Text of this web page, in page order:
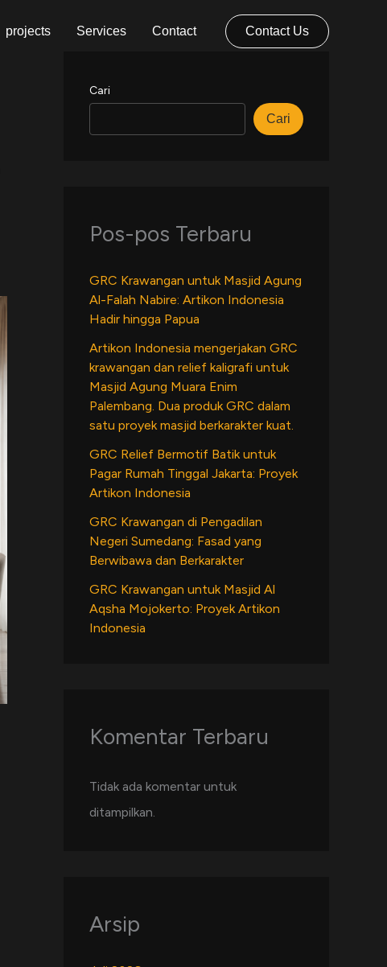
projects Services Contact Contact Us
Cari
Cari
Pos-pos Terbaru
GRC Krawangan untuk Masjid Agung
Al-Falah Nabire: Artikon Indonesia
Hadir hingga Papua
Artikon Indonesia mengerjakan GRC
krawangan dan relief kaligrafi untuk
Masjid Agung Muara Enim
Palembang. Dua produk GRC dalam
satu proyek masjid berkarakter kuat.
GRC Relief Bermotif Batik untuk
Pagar Rumah Tinggal Jakarta: Proyek
Artikon Indonesia
GRC Krawangan di Pengadilan
Negeri Sumedang: Fasad yang
Berwibawa dan Berkarakter
GRC Krawangan untuk Masjid Al
Aqsha Mojokerto: Proyek Artikon
Indonesia
Komentar Terbaru
Tidak ada komentar untuk
ditampilkan.
Arsip